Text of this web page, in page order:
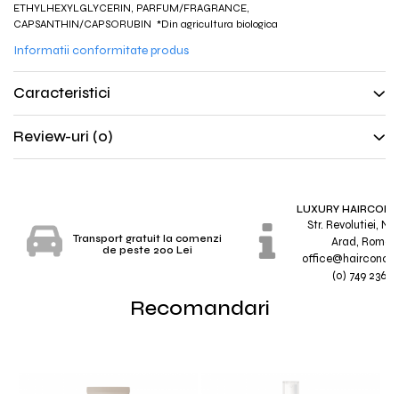
ETHYLHEXYLGLYCERIN, PARFUM/FRAGRANCE,
CAPSANTHIN/CAPSORUBIN *Din agricultura biologica
Informatii conformitate produs
Caracteristici
Review-uri (0)
Transport gratuit la comenzi
de peste 200 Lei
LUXURY
Str. Revolutiei, Nr.
Arad,
(0) 749 236
Recomandari